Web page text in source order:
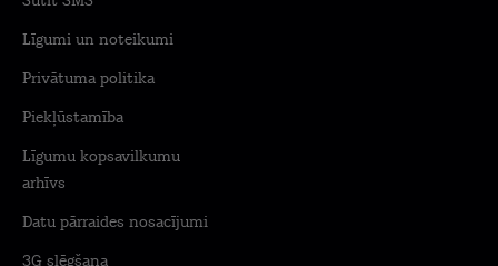
Līgumi un noteikumi
Privātuma politika
Piekļūstamība
Līgumu kopsavilkumu
arhīvs
Datu pārraides nosacījumi
3G slēgšana